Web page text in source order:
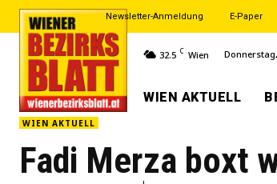
Newsletter-Anmeldung E-Paper
32.5 C Wien
WIEN AKTUELL
WIEN AKTUELL
Fadi Merza boxt